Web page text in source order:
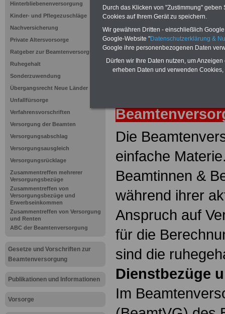
Hinterbliebenenversorgung
Kinder- und Pflegezuschläge
Nachversicherung
Private Altersvorsorge
Ratgeber zur Beamtenversorgung
Ruhegehalt
Sonderzuwendung
Übergangsrecht Neue Länder
Unfallfürsorge
Verfahrensvorschriften
Versorgung der Beamten
Versorgungsabschlag
Versorgungsausgleich
Versorgungsrücklage
Zusammentreffen mehrerer
Versorgungsbezüge
Zusammentreffen von
Versorgungsbezüge und
Erwerbseinkommen
Zusammentreffen von Versorgung
und Renten
ABC der Beamtenversorgung
Gesetze und Vorschriften zur
Beamtenversorgung
Publikationen und Informationen
Vorsorge
Die
einfache
Beamtinnen &
während ihrer
Anspruch auf
für die
sind die
Dienstbezüge
Im
Durch das Klicken von "Zustimmung"
Cookies auf Ihrem Gerät zu speichern.
Wir gewähren Dritten - einschließlich
Google-Website "Datenschutzerklärung &
Google ihre personenbezogenen Daten
Dürfen wir Ihre Daten nutzen, um
erheben Daten und verwenden